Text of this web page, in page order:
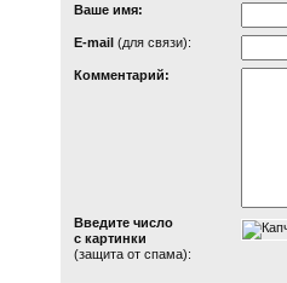
Ваше имя:
Е-mail (для связи):
Комментарий:
Введите число
с картинки
(защита от спама):